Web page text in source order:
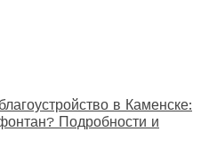
в Каменске:
Подробности и